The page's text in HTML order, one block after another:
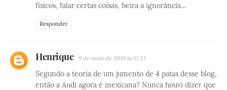
físicos, falar certas coisas, beira a ignorância...
Responder
Henrique 9 de maio de 2019 às 12:13
Segundo a teoria de um jumento de 4 patas desse blog,
então a Audi agora é mexicana? Nunca houvi dizer que